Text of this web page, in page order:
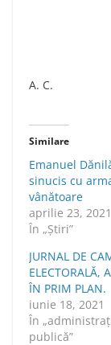
A. C.
Similare
Emanuel
sinucis cu
vânătoare
aprilie 23, 2021
În „Știri”
JURNAL DE
ELECTORALĂ,
ÎN PRIM PLAN.
iunie 18, 2021
În
publică”